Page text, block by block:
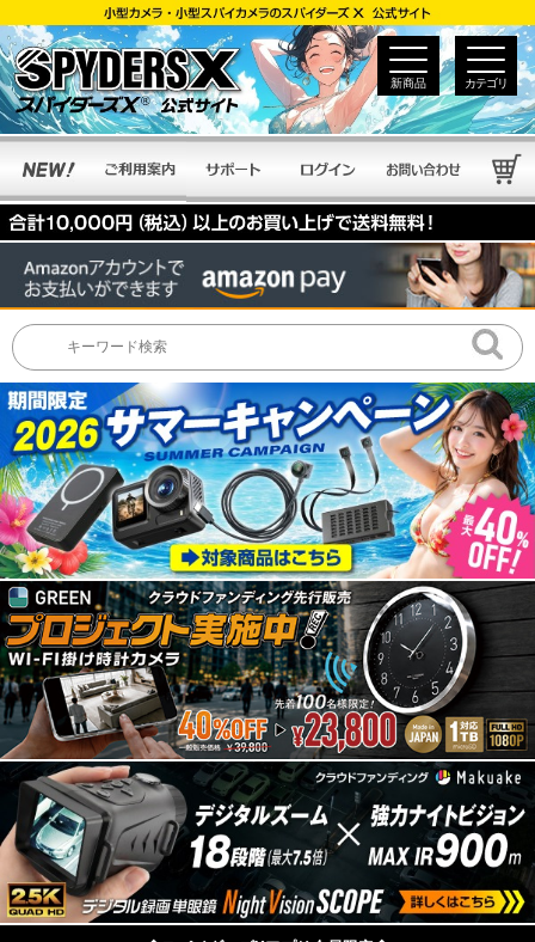
カテゴリ
新商品